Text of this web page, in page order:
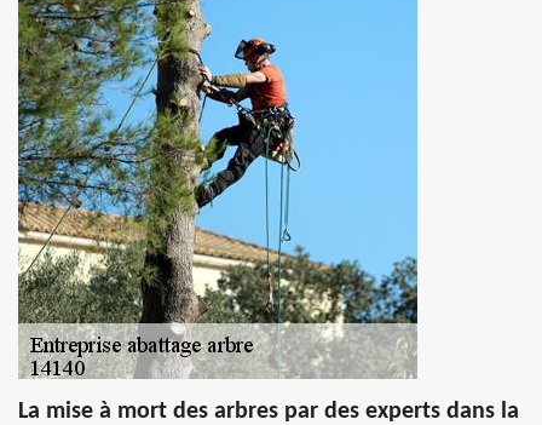
La mise à mort des arbres par des experts dans la